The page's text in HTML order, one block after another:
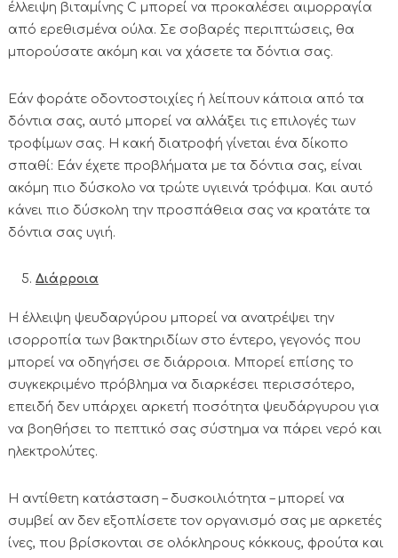
έλλειψη βιταμίνης C μπορεί να προκαλέσει αιμορραγία
από ερεθισμένα ούλα. Σε σοβαρές περιπτώσεις, θα
μπορούσατε ακόμη και να χάσετε τα δόντια σας.
Εάν φοράτε οδοντοστοιχίες ή λείπουν κάποια από τα
δόντια σας, αυτό μπορεί να αλλάξει τις επιλογές των
τροφίμων σας. Η κακή διατροφή γίνεται ένα δίκοπο
σπαθί: Εάν έχετε προβλήματα με τα δόντια σας, είναι
ακόμη πιο δύσκολο να τρώτε υγιεινά τρόφιμα. Και αυτό
κάνει πιο δύσκολη την προσπάθεια σας να κρατάτε τα
δόντια σας υγιή.
Διάρροια
Η έλλειψη ψευδαργύρου μπορεί να ανατρέψει την
ισορροπία των βακτηριδίων στο έντερο, γεγονός που
μπορεί να οδηγήσει σε διάρροια. Μπορεί επίσης το
συγκεκριμένο πρόβλημα να διαρκέσει περισσότερο,
επειδή δεν υπάρχει αρκετή ποσότητα ψευδάργυρου για
να βοηθήσει το πεπτικό σας σύστημα να πάρει νερό και
ηλεκτρολύτες.
Η αντίθετη κατάσταση – δυσκοιλιότητα – μπορεί να
συμβεί αν δεν εξοπλίσετε τον οργανισμό σας με αρκετές
ίνες, που βρίσκονται σε ολόκληρους κόκκους, φρούτα και